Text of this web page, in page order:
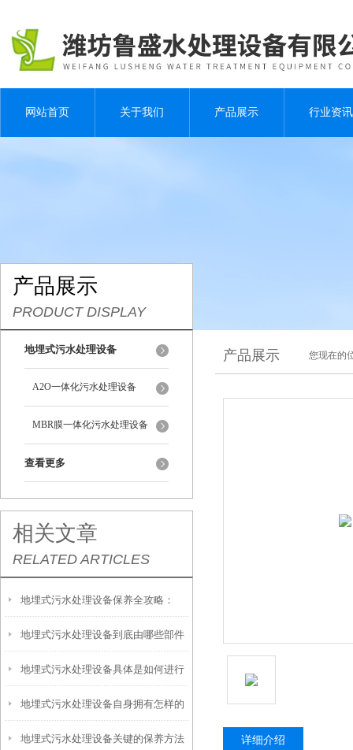
网站首页 关于我们 产品展示 行业资讯
产品展示
PRODUCT DISPLAY
地埋式污水处理设备
A2O一体化污水处理设备
MBR膜一体化污水处理设备
查看更多
相关文章
RELATED ARTICLES
地埋式污水处理设备保养全攻略：
让“地下卫士”持续高效运转
地埋式污水处理设备到底由哪些部件
撑起？核心结构一文拆解
地埋式污水处理设备具体是如何进行
安装的呢？
地埋式污水处理设备自身拥有怎样的
特点呢？
地埋式污水处理设备关键的保养方法
产品展示 您现在的
详细介绍